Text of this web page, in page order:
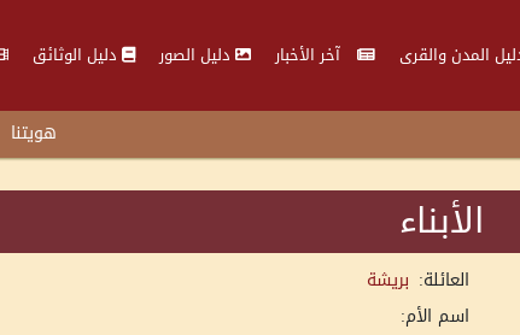
المدن والقرى آخر الأخبار دليل الصور دليل الوثائق
هويتنا
الأبناء
العائلة: بريشة
اسم الأم: